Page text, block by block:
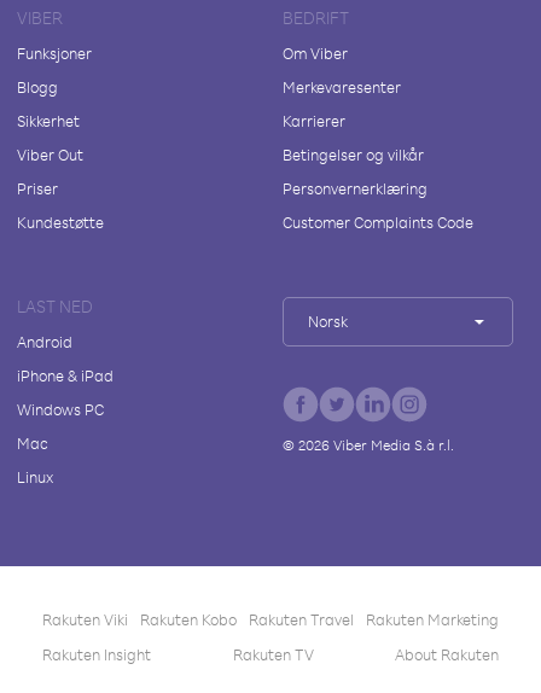
VIBER
Funksjoner
Blogg
Sikkerhet
Viber Out
Priser
Kundestøtte
BEDRIFT
Om Viber
Merkevaresenter
Karrierer
Betingelser og vilkår
Personvernerklæring
Customer Complaints Code
LAST NED
Android
iPhone & iPad
Windows PC
Mac
Linux
Norsk
© 2026Viber Media S.à r.l.
Rakuten Viki Rakuten Kobo Rakuten Travel
Rakuten Marketing
Rakuten Insight
Rakuten TV About Rakuten